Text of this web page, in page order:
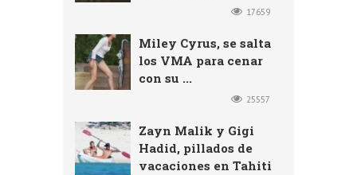
17659
Miley Cyrus, se salta
los VMA para cenar
con su ...
25557
Zayn Malik y Gigi
Hadid, pillados de
vacaciones en Tahiti